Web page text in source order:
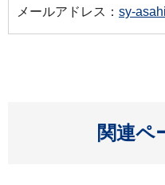
メールアドレス： sy-
関連ペ